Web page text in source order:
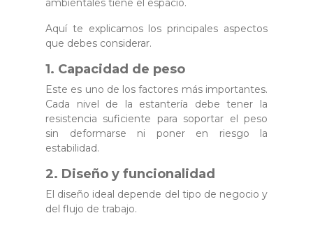
ambientales tiene el espacio.
Aquí te explicamos los principales aspectos
que debes considerar.
1. Capacidad de peso
Este es uno de los factores más importantes.
Cada nivel de la estantería debe tener la
resistencia suficiente para soportar el peso
sin deformarse ni poner en riesgo la
estabilidad.
2. Diseño y funcionalidad
El diseño ideal depende del tipo de negocio y
del flujo de trabajo.